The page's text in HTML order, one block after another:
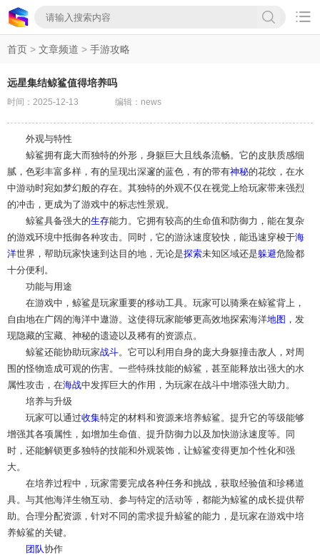

首页 > 文章频道 > 手游攻略
远星集结鲸鲨值得培养吗
时间：2025-12-13 编辑：news
外观与特性
鲸鲨拥有庞大而独特的外形，身躯巨大且线条流畅。它的皮肤质感细
腻，色彩丰富多样，有的呈现出深邃的蓝色，有的带有神秘的花纹，在水
中游动时宛如梦幻般的存在。其独特的外观不仅在视觉上给玩家带来强烈
的冲击，更成为了游戏中的标志性景观。
鲸鲨具备强大的生存能力。它拥有较高的生命值和防御力，能在复杂
的游戏环境中抵御各种攻击。同时，它的游泳速度较快，能迅速穿梭于海
洋世界，帮助玩家快速到达目的地，无论是探索未知区域还是躲避危险都
十分便利。
功能与用途
在游戏中，鲸鲨是玩家重要的移动工具。玩家可以骑乘在鲸鲨背上，
自由地在广阔的海洋中遨游。这使得玩家能够更高效地探索海洋地图 ，发
现隐藏的宝藏、神秘的遗迹以及稀有的资源点。
鲸鲨还能协助玩家战斗。它可以利用自身的庞大身躯撞击敌人，对周
围的怪物造成可观的伤害。一些特殊技能的鲸鲨，甚至能释放出强大的水
属性攻击，在海战中发挥巨大的作用，为玩家在战斗中增添强大助力。
培养与升级
玩家可以通过收集特定的材料和资源来培养鲸鲨。提升它的等级能够
增强其各项属性，如增加生命值、提升防御力以及加快游泳速度等。同
时，还能解锁更多独特的技能和外观装饰，让鲸鲨变得更加个性化和强
大。
在培养过程中，玩家需要完成各种任务和挑战，获取经验值和珍稀道
具。与其他海洋生物互动、参与特定的活动等，都能为鲸鲨的成长提供帮
助。合理分配资源，针对不同的需求提升鲸鲨的能力，是玩家在游戏中培
养鲸鲨的关键。
团队协作